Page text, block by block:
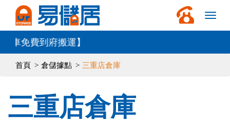
費到府搬運】
首頁 倉儲據點 三重店倉庫
三重店倉庫